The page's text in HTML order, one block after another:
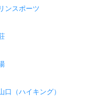
ンスポーツ
口（ハイキング）